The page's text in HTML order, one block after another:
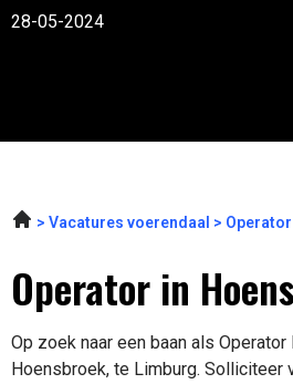
28-05-2024
Vacatures voerendaal
Operator in
Op zoek naar een baan als
Hoensbroek, te Limburg. Solliciteer